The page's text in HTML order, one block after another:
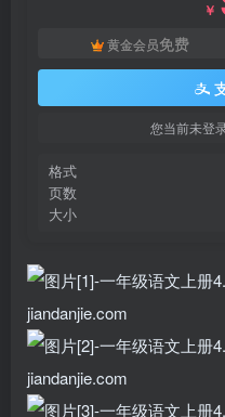
￥
黄金会员免费
您当前未登
格式
页数
大小